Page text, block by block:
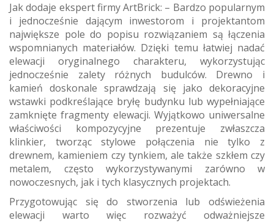
Jak dodaje ekspert firmy ArtBrick: – Bardzo popularnym
i jednocześnie dającym inwestorom i projektantom
największe pole do popisu rozwiązaniem są łączenia
wspomnianych materiałów. Dzięki temu łatwiej nadać
elewacji oryginalnego charakteru, wykorzystując
jednocześnie zalety różnych budulców. Drewno i
kamień doskonale sprawdzają się jako dekoracyjne
wstawki podkreślające bryłę budynku lub wypełniające
zamknięte fragmenty elewacji. Wyjątkowo uniwersalne
właściwości kompozycyjne prezentuje zwłaszcza
klinkier, tworząc stylowe połączenia nie tylko z
drewnem, kamieniem czy tynkiem, ale także szkłem czy
metalem, często wykorzystywanymi zarówno w
nowoczesnych, jak i tych klasycznych projektach.
Przygotowując się do stworzenia lub odświeżenia
elewacji warto więc rozważyć odważniejsze